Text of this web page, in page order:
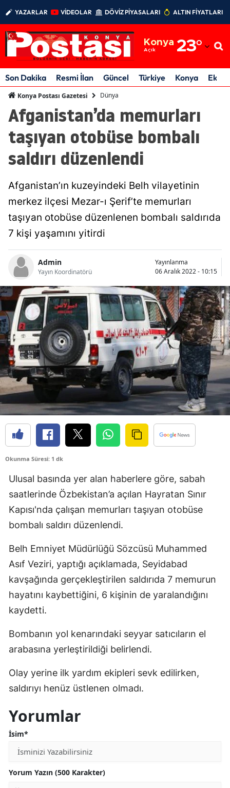
YAZARLAR VİDEOLAR DÖVİZ PİYASALARI ALTIN FİYATLARI
Konya
Açık 23°
Adıyaman
Afyonkarahisar
Amasya
Ankara
Aydın
Balıkesir
Bingöl
Bolu
Burdur
Bursa
Çanakkale
Çankırı
Çorum
Denizli
Edirne
Elazığ
Erzincan
Gaziantep
Giresun
Hakkari
Son Dakika Resmi İlan Güncel Türkiye Konya
Konya Postası Gazetesi Dünya
Afganistan’da memurları
taşıyan otobüse bombalı
saldırı düzenlendi
Afganistan’ın kuzeyindeki Belh vilayetinin
merkez ilçesi Mezar-ı Şerif’te memurları
taşıyan otobüse düzenlenen bombalı saldırıda
7 kişi yaşamını yitirdi
Admin
Yayın Koordinatörü
Yayınlanma
06 Aralık 2022 - 10:15
Okunma Süresi: 1 dk
Ulusal basında yer alan haberlere göre, sabah
saatlerinde Özbekistan’a açılan Hayratan Sınır
Kapısı'nda çalışan memurları taşıyan otobüse
bombalı saldırı düzenlendi.
Belh Emniyet Müdürlüğü Sözcüsü Muhammed
Asıf Veziri, yaptığı açıklamada, Seyidabad
kavşağında gerçekleştirilen saldırıda 7 memurun
hayatını kaybettiğini, 6 kişinin de yaralandığını
kaydetti.
Bombanın yol kenarındaki seyyar satıcıların el
arabasına yerleştirildiği belirlendi.
Olay yerine ilk yardım ekipleri sevk edilirken,
saldırıyı henüz üstlenen olmadı.
Yorumlar
İsim*
Yorum Yazın (500 Karakter)